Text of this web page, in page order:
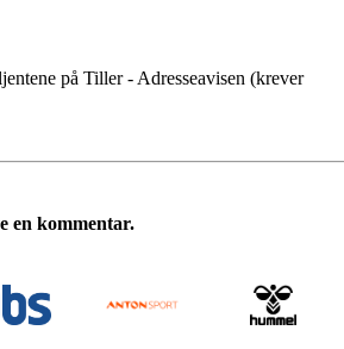
på Tiller - Adresseavisen (krever
en kommentar.